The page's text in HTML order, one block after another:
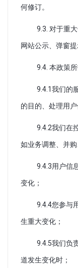
何修订。
9.3. 对于重
网站公示、弹窗提
9.4. 本政策
9.4.1我们的
的目的、处理用
9.4.2我们在
如业务调整、并
9.4.3用户信
变化；
9.4.4您参与
生重大变化；
9.4.5我们负
道发生变化时；